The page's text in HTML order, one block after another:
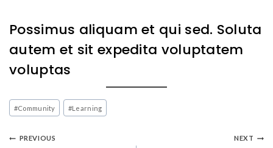
Possimus aliquam et qui sed. Soluta
autem et sit expedita voluptatem
voluptas
#Community #Learning
PREVIOUS NEXT